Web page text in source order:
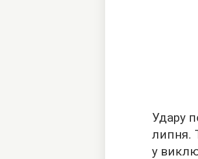
Удару
липня.
у